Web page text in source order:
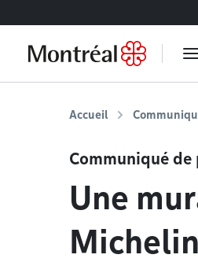
Accueil
Communiqué de
Une